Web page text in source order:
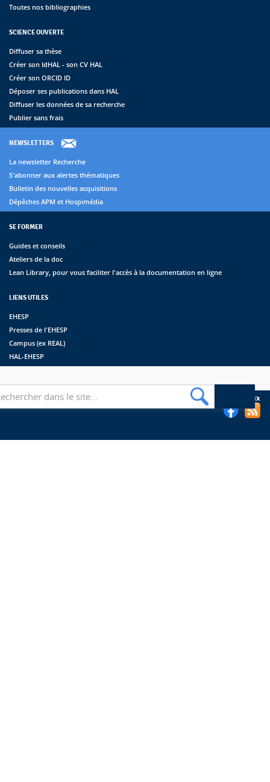
Toutes nos bibliographies
SCIENCE OUVERTE
Diffuser sa thèse
Créer son IdHAL - son CV HAL
Créer son ORCID ID
Déposer ses publications dans HAL
Diffuser les données de sa recherche
Publier sans frais
NEWSLETTERS
La newsletter Recherche
S'abonner aux alertes thématiques
Bulletin des nouvelles acquisitions
Dépêches APM et Hospimédia
SE FORMER
Guides et conseils
Ateliers de la doc
Lean Library, pour vous faciliter l'accès à la documentation en ligne
LIENS UTILES
EHESP
Presses de l'EHESP
Campus (ex REAL)
HAL-EHESP
Suivez les bibliothèques de l'EHESP sur les réseaux sociaux